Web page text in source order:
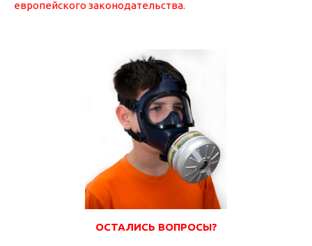
европейского законодательства.
ОСТАЛИСЬ ВОПРОСЫ?